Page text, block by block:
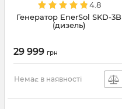
4.8
Генератор EnerSol SKD-3B
(дизель)
29 999 грн
Немає в наявності